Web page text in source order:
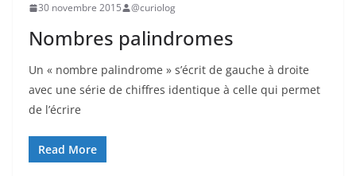
30 novembre 2015 @curiolog
Nombres palindromes
Un « nombre palindrome » s’écrit de gauche à droite
avec une série de chiffres identique à celle qui permet
de l’écrire
Read More